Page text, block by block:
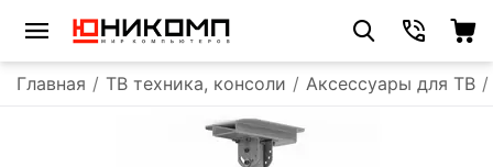
Главная / ТВ техника, консоли / Аксессуары для ТВ /